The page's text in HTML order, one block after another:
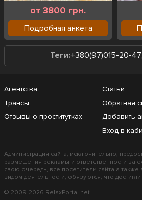
от 3800 грн.
Подробная анкета
Теги:+380(97)015-20-47
Агентства
Трансы
Отзывы о проститутках
Статьи
Обратная
Добавить
Вход в
Администрация сайта, исключительно,
размещения рекламы и ответственности за
свою очередь, все посетители сайта а также
видом деятельности, обязуются, что
© 2009-2026 RelaxPortal.net